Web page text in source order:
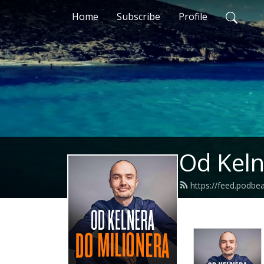
Home Subscribe Profile
Od
https://